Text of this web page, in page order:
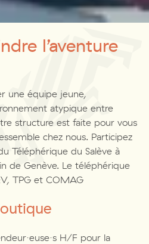
l’aventure
une équipe jeune,
atypique entre
structure est faite pour vous
chez nous. Participez
Téléphérique du Salève à
de Genève. Le téléphérique
TPG et COMAG
H/F pour la